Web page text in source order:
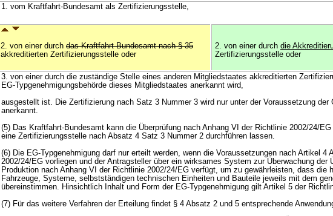
1. vom Kraftfahrt-Bundesamt als Zertifizierungsstelle,
2. von einer durch das Kraftfahrt-Bundesamt nach § 35
akkreditierten Zertifizierungsstelle oder
2. von einer durch die
Zertifizierungsstelle oder
3. von einer durch die zuständige Stelle eines anderen Mitgliedstaates akkreditierten
EG-Typgenehmigungsbehörde dieses Mitgliedstaates anerkannt wird,
ausgestellt ist. Die Zertifizierung nach Satz 3 Nummer 3 wird nur unter der Voraussetzung der
anerkannt.
(5) Das Kraftfahrt-Bundesamt kann die Überprüfung nach Anhang VI der Richtlinie 2002/24/
eine Zertifizierungsstelle nach Absatz 4 Satz 3 Nummer 2 durchführen lassen.
(6) Die EG-Typgenehmigung darf nur erteilt werden, wenn die Voraussetzungen nach Artikel 4
2002/24/EG vorliegen und der Antragsteller über ein wirksames System zur Überwachung der
Produktion nach Anhang VI der Richtlinie 2002/24/EG verfügt, um zu gewährleisten, dass die
Fahrzeuge, Systeme, selbstständigen technischen Einheiten und Bauteile jeweils mit dem
übereinstimmen. Hinsichtlich Inhalt und Form der EG-Typgenehmigung gilt Artikel 5 der
(7) Für das weitere Verfahren der Erteilung findet § 4 Absatz 2 und 5 entsprechende